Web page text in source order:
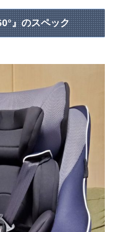
』のスペック